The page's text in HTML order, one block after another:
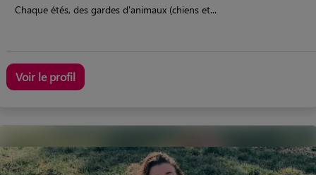
Chaque étés, des gardes d'animaux (chiens et...
Voir le profil